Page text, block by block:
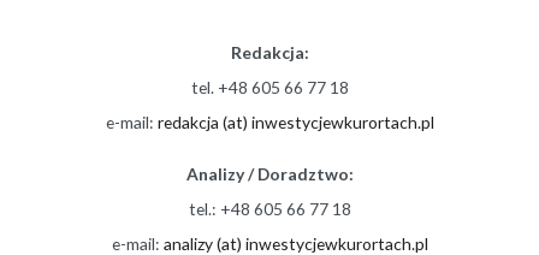
Redakcja:
tel. +48 605 66 77 18
e-mail: redakcja (at) inwestycjewkurortach.pl
Analizy / Doradztwo:
tel.: +48 605 66 77 18
e-mail: analizy (at) inwestycjewkurortach.pl